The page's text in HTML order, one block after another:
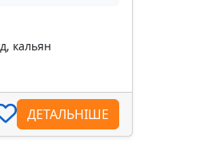
кальян
ДЕТАЛЬНІШЕ